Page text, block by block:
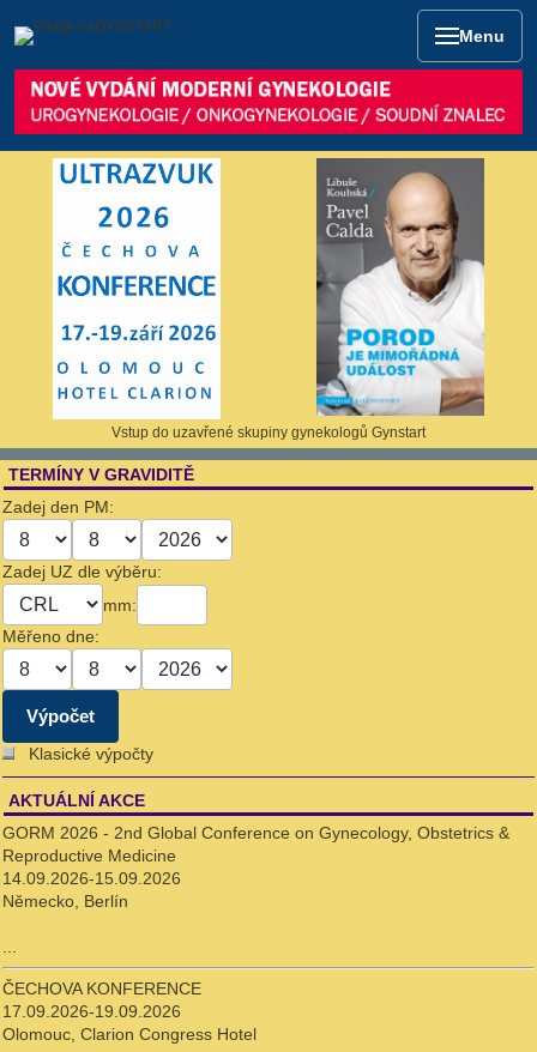
Menu
AKTUÁLNÍ AKCE
GORM 2026 - 2nd Global Conference on Gynecology, Obstetrics &
Reproductive Medicine
14.09.2026-15.09.2026
Německo, Berlín
ČECHOVA KONFERENCE
17.09.2026-19.09.2026
Olomouc, Clarion Congress Hotel
TERMÍNY V GRAVIDITĚ
Zadej den PM:
Zadej UZ dle výběru:
mm:
Měřeno dne:
Klasické výpočty
Vstup do uzavřené skupiny gynekologů Gynstart